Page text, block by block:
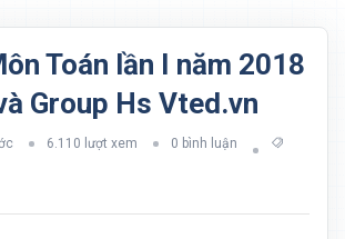
Toán lần I năm 2018
Group Hs Vted.vn
6.110 lượt xem 0 bình luận